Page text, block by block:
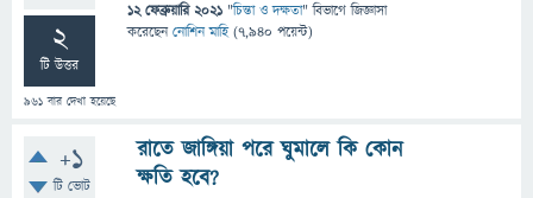
2
টি উত্তর
961 বার দেখা হয়েছে
12 ফেব্রুয়ারি 2021 "চিন্তা ও দক্ষতা" বিভাগে জিজ্ঞাসা
করেছেননোশিন মাহি (7,940 পয়েন্ট)
+1
টি ভোট
রাতে জাঙ্গিয়া পরে ঘুমালে কি কোন
ক্ষতি হবে?